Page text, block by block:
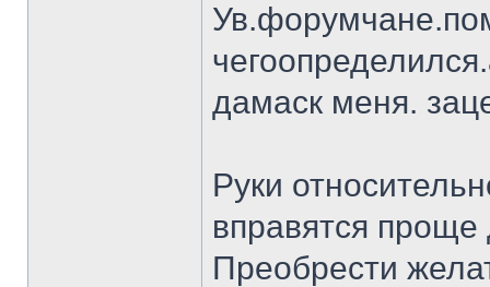
дамаск меня.
Руки
вправятся
Преобрести